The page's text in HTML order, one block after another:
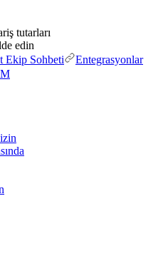
tutarları
edin
Ekip Sohbeti
Entegrasyonlar